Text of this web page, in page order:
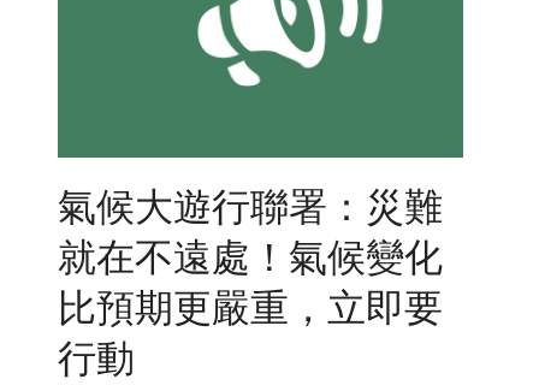
氣候大遊行聯署：災難
就在不遠處！氣候變化
比預期更嚴重，立即要
行動